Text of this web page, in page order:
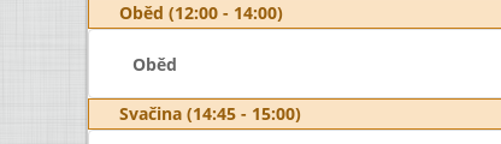
Oběd (12:00 - 14:00)
Oběd
Svačina (14:45 - 15:00)